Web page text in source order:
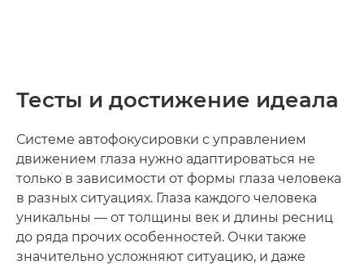
Тесты и достижение идеала
Системе автофокусировки с управлением
движением глаза нужно адаптироваться не
только в зависимости от формы глаза человека
в разных ситуациях. Глаза каждого человека
уникальны — от толщины век и длины ресниц
до ряда прочих особенностей. Очки также
значительно усложняют ситуацию, и даже